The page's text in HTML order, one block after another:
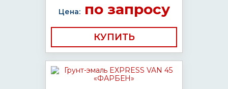
Цена:по запросу
КУПИТЬ